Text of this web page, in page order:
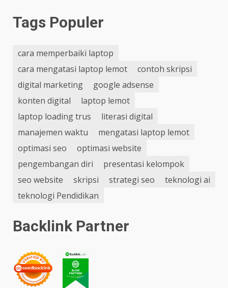
Tags Populer
cara memperbaiki laptop
cara mengatasi laptop lemot
contoh skripsi
digital marketing
google adsense
konten digital
laptop lemot
laptop loading trus
literasi digital
manajemen waktu
mengatasi laptop lemot
optimasi seo
optimasi website
pengembangan diri
presentasi kelompok
seo website
skripsi strategi seo
teknologi ai
teknologi Pendidikan
Backlink Partner